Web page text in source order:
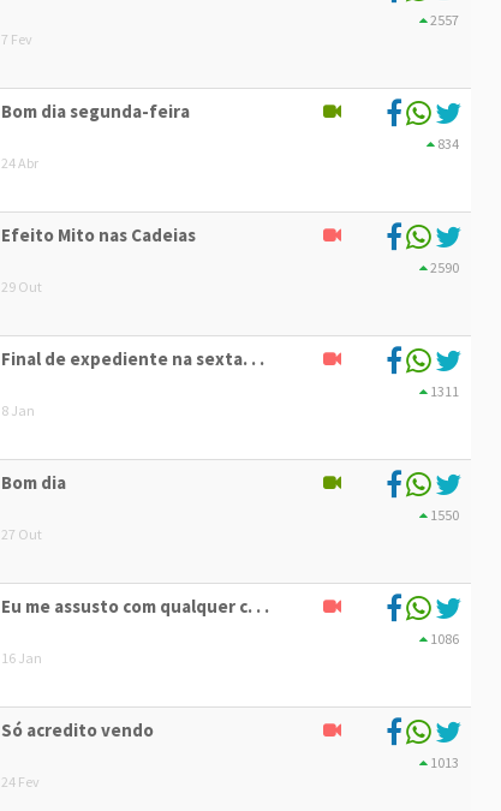
7 Fev
2557
Bom dia segunda-feira
24 Abr
834
Efeito Mito nas Cadeias
29 Out
2590
Final de expediente na sexta. . .
8 Jan
1311
Bom dia
27 Out
1550
Eu me assusto com qualquer c. . .
16 Jan
1086
Só acredito vendo
24 Fev
1013